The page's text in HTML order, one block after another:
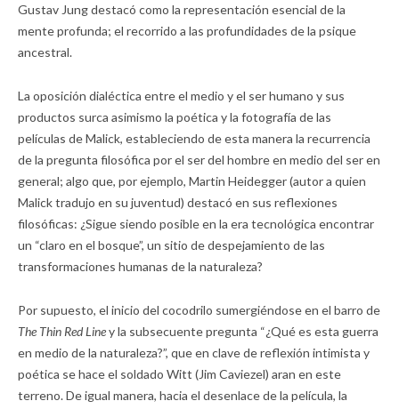
Gustav Jung destacó como la representación esencial de la
mente profunda; el recorrido a las profundidades de la psique
ancestral.
La oposición dialéctica entre el medio y el ser humano y sus
productos surca asimismo la poética y la fotografía de las
películas de Malick, estableciendo de esta manera la recurrencia
de la pregunta filosófica por el ser del hombre en medio del ser en
general; algo que, por ejemplo, Martin Heidegger (autor a quien
Malick tradujo en su juventud) destacó en sus reflexiones
filosóficas: ¿Sigue siendo posible en la era tecnológica encontrar
un “claro en el bosque”, un sitio de despejamiento de las
transformaciones humanas de la naturaleza?
Por supuesto, el inicio del cocodrilo sumergiéndose en el barro de
The Thin Red Liney la subsecuente pregunta “¿Qué es esta guerra
en medio de la naturaleza?”, que en clave de reflexión intimista y
poética se hace el soldado Witt (Jim Caviezel) aran en este
terreno. De igual manera, hacia el desenlace de la película, la